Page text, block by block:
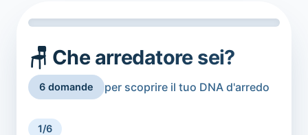
🪑 Che arredatore sei?
6 domande per scoprire il tuo DNA d'arredo
1/6